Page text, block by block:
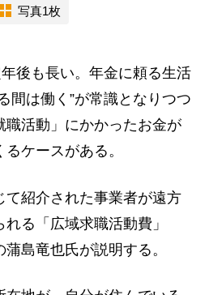
写真1枚
後も長い。年金に頼る生活
間は働く”が常識となりつつ
職活動」にかかったお金が
ケースがある。
紹介された事業者が遠方
る「広域求職活動費」
島竜也氏が説明する。